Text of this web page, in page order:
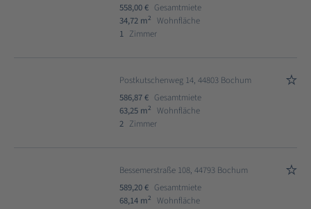
558,00 € Gesamtmiete
34,72 m2
Wohnfläche
1 Zimmer
Postkutschenweg 14, 44803 Bochum
586,87 € Gesamtmiete
63,25 m2
Wohnfläche
2 Zimmer
Bessemerstraße 108, 44793 Bochum
589,20 € Gesamtmiete
68,14 m2
Wohnfläche